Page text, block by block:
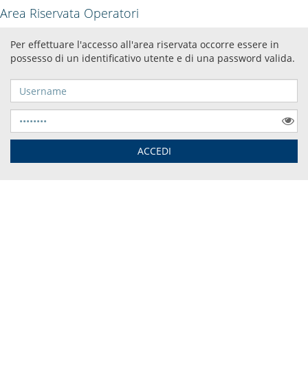
Area Riservata Operatori
Per effettuare l'accesso all'area riservata occorre essere in
possesso di un identificativo utente e di una password valida.
Username